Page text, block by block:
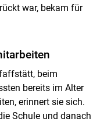
war, bekam für
beim
bereits im Alter
erinnert sie sich.
Schule und danach